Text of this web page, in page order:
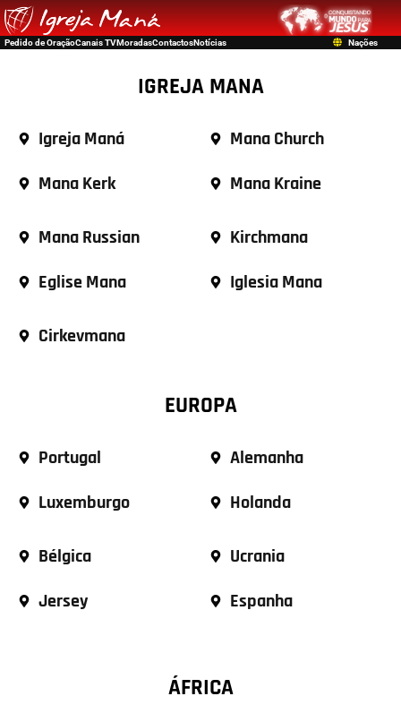
Pedido de OraçãoCanais TVMoradasContactosNotícias Nações
IGREJA MANA
Igreja Maná
Mana Church
Mana Kerk
Mana Kraine
Mana Russian
Kirchmana
Eglise Mana
Iglesia Mana
Cirkevmana
EUROPA
Portugal
Alemanha
Luxemburgo
Holanda
Bélgica
Ucrania
Jersey
Espanha
ÁFRICA